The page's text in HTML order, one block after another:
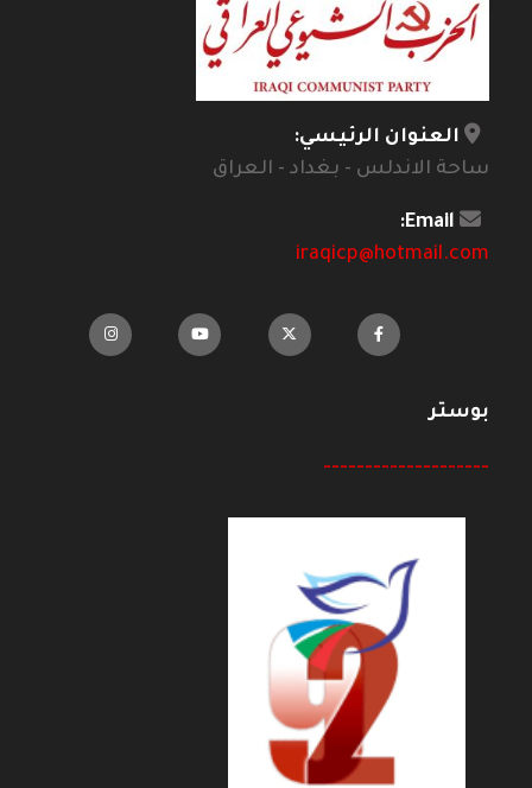
العنوان الرئيسي:
ساحة الاندلس - بغداد - العراق
Email:
iraqicp@hotmail.com
بوستر
--------------------